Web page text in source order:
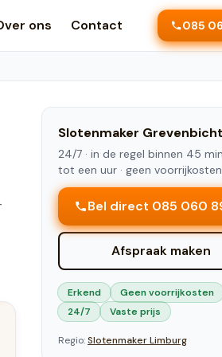
ons Contact 085
Slotenmaker Grevenbicht
24/7 · in de regel binnen 45
tot een uur · geen voorrijkosten
Bel direct 085 060
Afspraak maken
Erkend
Geen voorrijkosten
24/7
Vaste prijs
Regio:SlotenmakerLimburg